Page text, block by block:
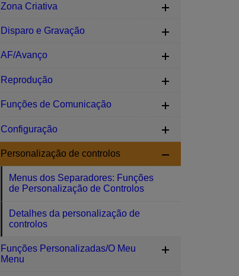
Zona Criativa
Disparo e Gravação
AF/Avanço
Reprodução
Funções de Comunicação
Configuração
Personalização de controlos
Menus dos Separadores: Funções
de Personalização de Controlos
Detalhes da personalização de
controlos
Funções Personalizadas/O Meu
Menu